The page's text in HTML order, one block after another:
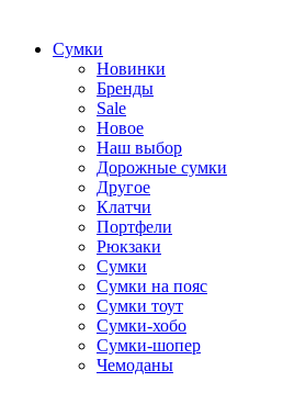
Cумки
Новинки
Бренды
Sale
Новое
Наш выбор
Дорожные сумки
Другое
Клатчи
Портфели
Рюкзаки
Сумки
Сумки на пояс
Сумки тоут
Сумки-хобо
Сумки-шопер
Чемоданы